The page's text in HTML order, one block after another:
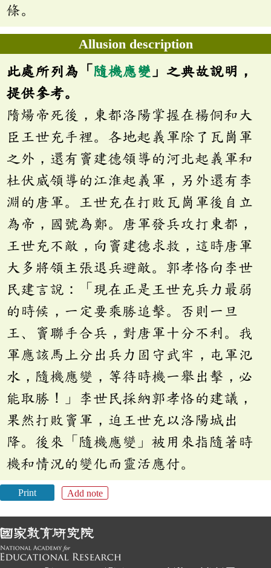
條。
Allusion description
此處所列為「 隨機應變 」之典故說明，
提供參考。
隋煬帝死後，東都洛陽掌握在楊侗和大
臣王世充手裡。各地起義軍除了瓦崗軍
之外，還有竇建德領導的河北起義軍和
杜伏威領導的江淮起義軍，另外還有李
淵的唐軍。王世充在打敗瓦崗軍後自立
為帝，國號為鄭。唐軍發兵攻打東都，
王世充不敵，向竇建德求救，這時唐軍
大多將領主張退兵避敵。郭孝恪向李世
民建言說：「現在正是王世充兵力最弱
的時候，一定要乘勝追擊。否則一旦
王、竇聯手合兵，對唐軍十分不利。我
軍應該馬上分出兵力固守武牢，屯軍氾
水，隨機應變，等待時機一舉出擊，必
能取勝！」李世民採納郭孝恪的建議，
果然打敗竇軍，迫王世充以洛陽城出
降。後來「隨機應變」被用來指隨著時
機和情況的變化而靈活應付。
Print Add note